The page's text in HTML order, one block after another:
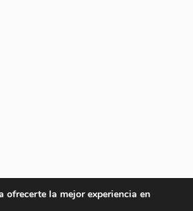
ofrecerte la mejor experiencia en